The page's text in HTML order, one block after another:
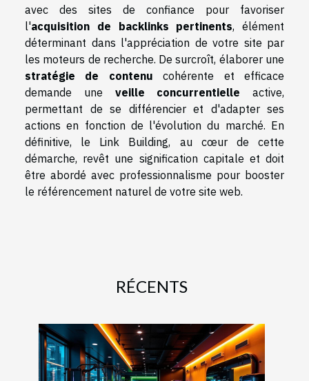
avec des sites de confiance pour favoriser
l'acquisition de backlinks pertinents, élément
déterminant dans l'appréciation de votre site par
les moteurs de recherche. De surcroît, élaborer une
stratégie de contenu cohérente et efficace
demande une veille concurrentielle active,
permettant de se différencier et d'adapter ses
actions en fonction de l'évolution du marché. En
définitive, le Link Building, au cœur de cette
démarche, revêt une signification capitale et doit
être abordé avec professionnalisme pour booster
le référencement naturel de votre site web.
RÉCENTS